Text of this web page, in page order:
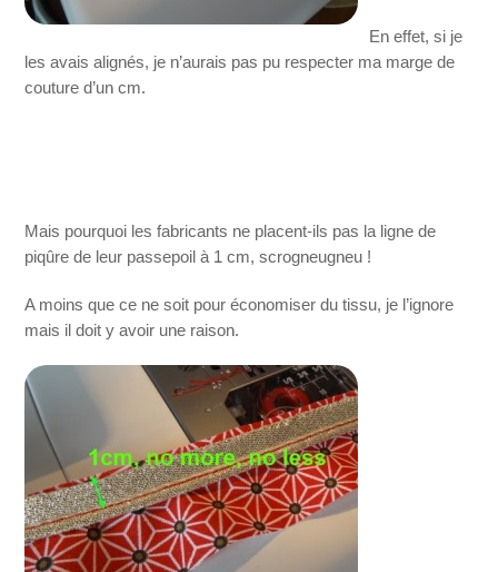
En effet, si je
les avais alignés, je n’aurais pas pu respecter ma marge de
couture d’un cm.
Mais pourquoi les fabricants ne placent-ils pas la ligne de
piqûre de leur passepoil à 1 cm, scrogneugneu !
A moins que ce ne soit pour économiser du tissu, je l’ignore
mais il doit y avoir une raison.